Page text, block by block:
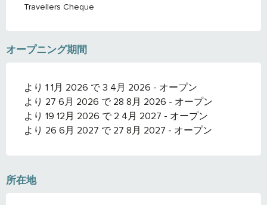
Travellers Cheque
オープニング期間
より 1 1月 2026 で 3 4月 2026 - オープン
より 27 6月 2026 で 28 8月 2026 - オープン
より 19 12月 2026 で 2 4月 2027 - オープン
より 26 6月 2027 で 27 8月 2027 - オープン
所在地